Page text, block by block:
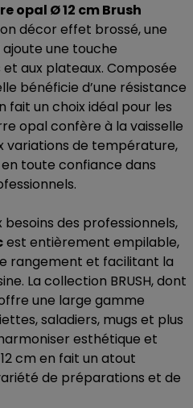
opal Ø 12 cm Brush
décor effet brossé, une
une touche
aux plateaux. Composée
bénéficie d’une résistance
fait un choix idéal pour les
opal confère à la vaisselle
variations de température,
toute confiance dans
des professionnels,
est entièrement empilable,
rangement et facilitant la
La collection BRUSH, dont
une large gamme
saladiers, mugs et plus
esthétique et
cm en fait un atout
de préparations et de